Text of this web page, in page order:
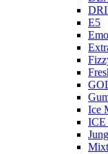
E5
Ice